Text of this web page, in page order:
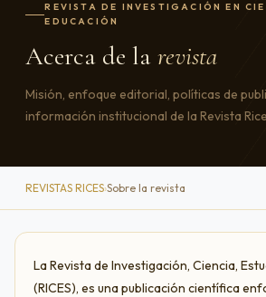
REVISTA DE INVESTIGACIÓN EN
EDUCACIÓN
Acerca de la revista
Misión, enfoque editorial, políticas de
información institucional de la Revista
REVISTAS RICES›Sobre la revista
La Revista de Investigación, Ciencia,
(RICES), es una publicación científica